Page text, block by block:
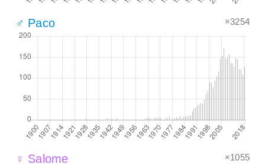
♂ Paco ×3254
♀ Salome ×1055